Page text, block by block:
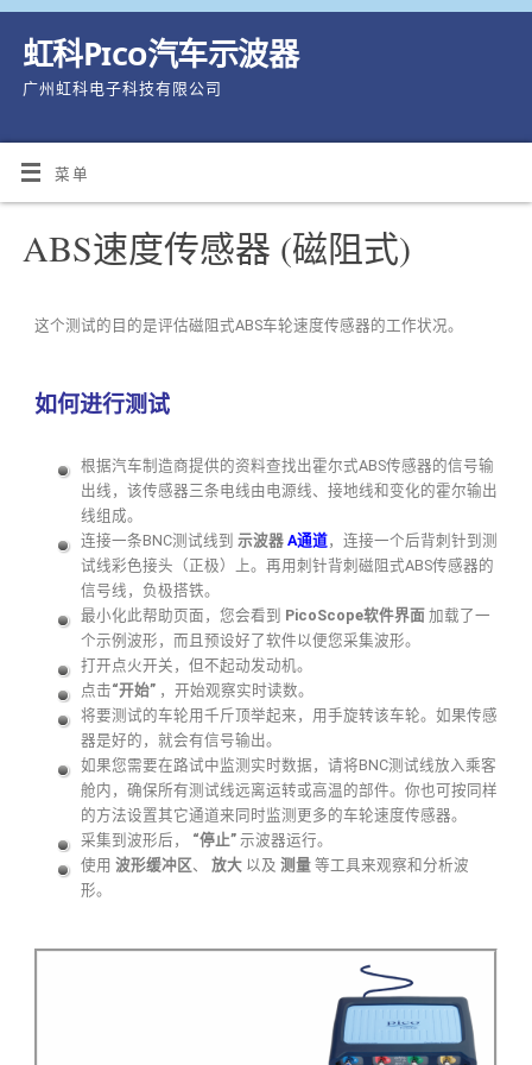
虹科Pico汽车示波器
广州虹科电子科技有限公司
菜单
ABS速度传感器 (磁阻式)
这个测试的目的是评估磁阻式ABS车轮速度传感器的工作状况。
如何进行测试
根据汽车制造商提供的资料查找出霍尔式ABS传感器的信号输
出线，该传感器三条电线由电源线、接地线和变化的霍尔输出
线组成。
连接一条BNC测试线到 示波器 A通道，连接一个后背刺针到测
试线彩色接头（正极）上。再用刺针背刺磁阻式ABS传感器的
信号线，负极搭铁。
最小化此帮助页面，您会看到 PicoScope软件界面加载了一
个示例波形，而且预设好了软件以便您采集波形。
打开点火开关，但不起动发动机。
点击“开始”，开始观察实时读数。
将要测试的车轮用千斤顶举起来，用手旋转该车轮。如果传感
器是好的，就会有信号输出。
如果您需要在路试中监测实时数据，请将BNC测试线放入乘客
舱内，确保所有测试线远离运转或高温的部件。你也可按同样
的方法设置其它通道来同时监测更多的车轮速度传感器。
采集到波形后， “停止”示波器运行。
使用 波形缓冲区、 放大以及 测量等工具来观察和分析波
形。